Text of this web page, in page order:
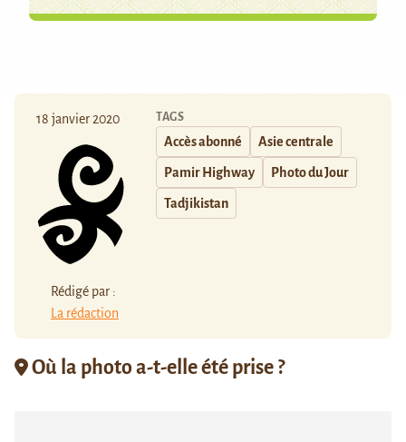
18 janvier 2020
Rédigé par :
La rédaction
TAGS
Accès abonné Asie centrale
Pamir Highway Photo du Jour
Tadjikistan
Où la photo a-t-elle été prise ?